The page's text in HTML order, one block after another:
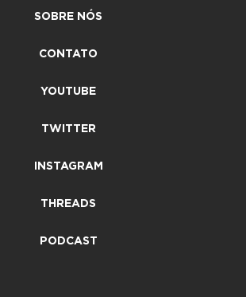
SOBRE NÓS
CONTATO
YOUTUBE
TWITTER
INSTAGRAM
THREADS
PODCAST